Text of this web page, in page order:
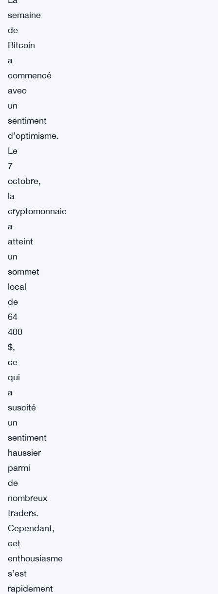
semaine
de
Bitcoin
a
commencé
avec
un
sentiment
d’optimisme.
Le
7
octobre,
la
cryptomonnaie
a
atteint
un
sommet
local
de
64
400
$,
ce
qui
a
suscité
un
sentiment
haussier
parmi
de
nombreux
traders.
Cependant,
cet
enthousiasme
s’est
rapidement